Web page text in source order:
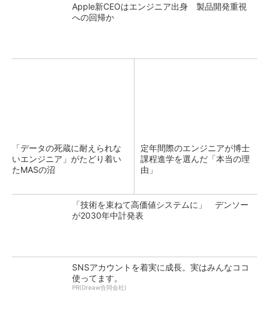
Apple新CEOはエンジニア出身 製品開発重視
への回帰か
「データの死蔵に耐えられな
いエンジニア」がたどり着い
たMASの沼
定年間際のエンジニアが博士
課程進学を選んだ「本当の理
由」
「技術を束ねて高価値システムに」 デンソー
が2030年中計発表
SNSアカウントを着実に成長。実はみんなココ
使ってます。
PR(Dreaw合同会社)